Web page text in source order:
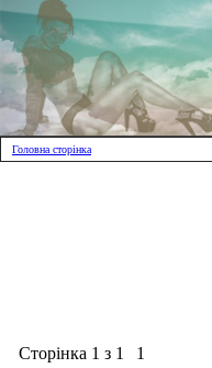
Головна сторінка
Сторінка 1 з 1
1